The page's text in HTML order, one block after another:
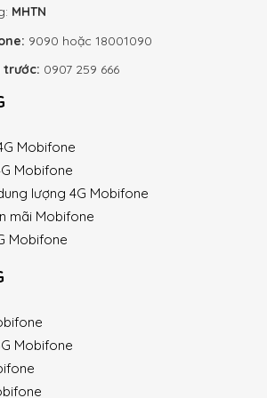
MHTN
9090 hoặc 18001090
trước: 0907 259 666
Mobifone
Mobifone
lượng 4G Mobifone
mãi Mobifone
Mobifone
Mobifone